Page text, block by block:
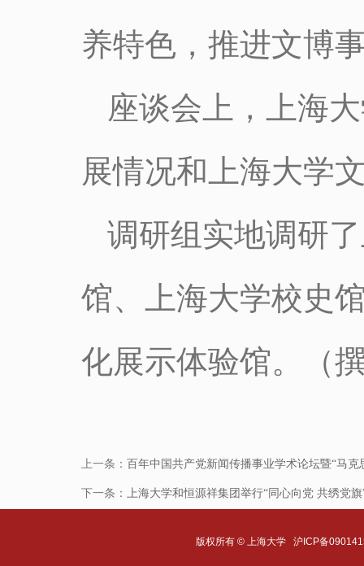
养特色，推进文博
座谈会上，上海
展情况和上海大学
调研组实地调研
馆、上海大学校史
化展示体验馆。（
上一条： 百年中国共产党新闻传播事业学术论坛暨“马
下一条： 上海大学和恒源祥集团举行“同心向党 共绣党
版权所有 ©上海大学 沪ICP备